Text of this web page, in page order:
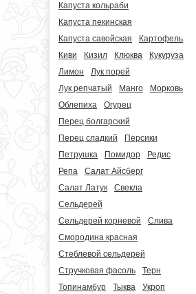
Капуста кольраби
Капуста пекинская
Капуста савойская
Картофель
Киви
Кизил Клюква
Кукуруза
Лимон
Лук порей
Лук репчатый
Манго
Морковь
Облепиха
Огурец
Перец болгарский
Перец сладкий
Персики
Петрушка
Помидор
Редис
Репа
Салат Айсберг
Салат Латук
Свекла
Сельдерей
Сельдерей корневой
Слива
Смородина красная
Стеблевой сельдерей
Стручковая фасоль
Терн
Топинамбур
Тыква
Укроп